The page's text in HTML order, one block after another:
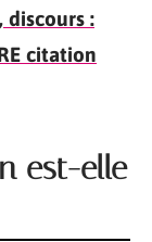
discours :
citation
est-elle